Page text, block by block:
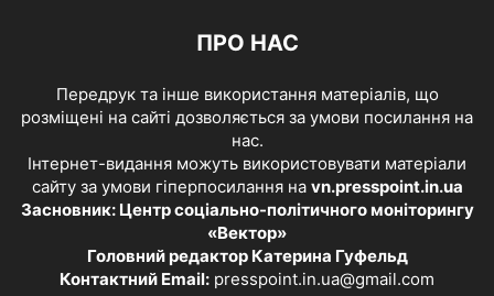
ПРО НАС
Передрук та інше використання матеріалів, що
розміщені на сайті дозволяється за умови посилання на
нас.
Інтернет-видання можуть використовувати матеріали
сайту за умови гіперпосилання на vn.presspoint.in.ua
Засновник: Центр соціально-політичного моніторингу
«Вектор»
Головний редактор Катерина Гуфельд
Контактний Email: presspoint.in.ua@gmail.com